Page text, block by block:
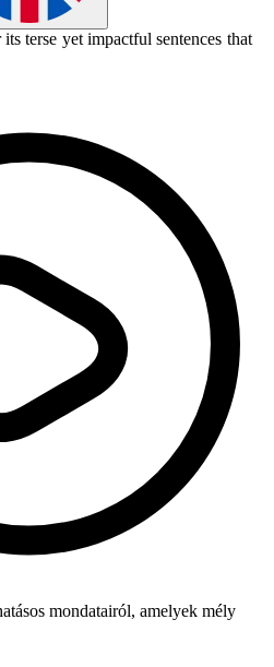
itsterse yet impactful sentences that
mondatairól, amelyek mély